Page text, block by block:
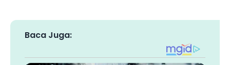
Baca Juga: